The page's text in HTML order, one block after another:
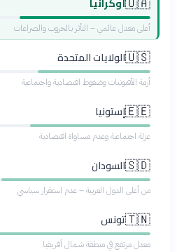
أعلى معدل عالمي – التأثر بالحروب والصراعات
🇺🇸الولايات المتحدة
أزمة الأفيونيات وضغوط اقتصادية واجتماعية
🇪🇪إستونيا
عزلة اجتماعية وعدم مساواة اقتصادية
🇸🇩السودان
من أعلى الدول العربية – عدم استقرار سياسي
🇹🇳تونس
معدل مرتفع في منطقة شمال أفريقيا